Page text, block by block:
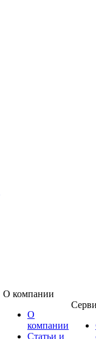
О компании
О
компании
Статьи и